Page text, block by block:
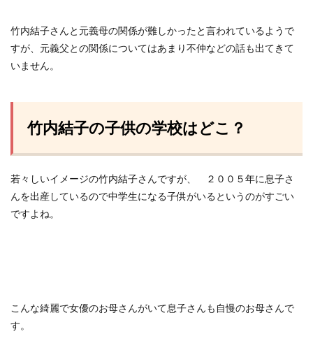
竹内結子さんと元義母の関係が難しかったと言われているようで
すが、元義父との関係についてはあまり不仲などの話も出てきて
いません。
竹内結子の子供の学校はどこ？
若々しいイメージの竹内結子さんですが、 ２００５年に息子さ
んを出産しているので中学生になる子供がいるというのがすごい
ですよね。
こんな綺麗で女優のお母さんがいて息子さんも自慢のお母さんで
す。